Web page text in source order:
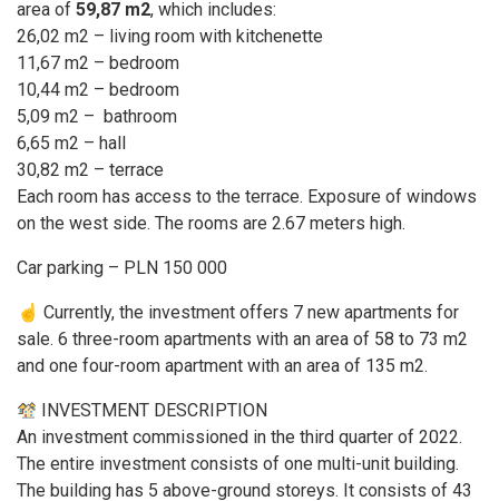
area of 59,87 m2, which includes:
26,02 m2 – living room with kitchenette
11,67 m2 – bedroom
10,44 m2 – bedroom
5,09 m2 – bathroom
6,65 m2 – hall
30,82 m2 – terrace
Each room has access to the terrace. Exposure of windows
on the west side. The rooms are 2.67 meters high.
Car parking – PLN 150 000
☝️ Currently, the investment offers 7 new apartments for
sale. 6 three-room apartments with an area of 58 to 73 m2
and one four-room apartment with an area of 135 m2.
INVESTMENT DESCRIPTION
An investment commissioned in the third quarter of 2022.
The entire investment consists of one multi-unit building.
The building has 5 above-ground storeys. It consists of 43